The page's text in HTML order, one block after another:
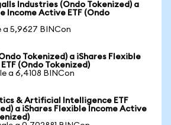
Industries (Ondo Tokenized) a
Income Active ETF (Ondo
a 5,9627 BINCon
Tokenized) a iShares Flexible
(Ondo Tokenized)
a 6,4108 BINCon
& Artificial Intelligence ETF
a iShares Flexible Income Active